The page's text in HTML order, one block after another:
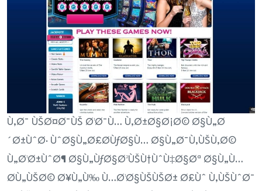
Ù‚Ø¯ ÙŠØ¤Ø¯ÙŠ Ø¹Ø¯Ù… Ù‚Ø±Ø§Ø¡Ø© Ø§Ù„Ø
´Ø±ÙˆØ· ÙˆØ§Ù„Ø£Ø­ÙƒØ§Ù… Ø§Ù„Ø¯Ù‚ÙŠÙ‚Ø©
Ù„Ø¹Ø±ÙˆØ¶ Ø§Ù„ÙƒØ§Ø²ÙŠÙ†ÙˆÙ‡Ø§Øª Ø§Ù„Ù…
Ø­Ù„ÙŠØ© Ø¥Ù„Ù‰ Ù…Ø¹Ø§ÙŠÙŠØ± Ø£Ùˆ Ù‚ÙŠÙˆØ¯